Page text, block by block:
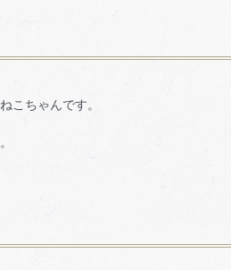
こちゃんです。